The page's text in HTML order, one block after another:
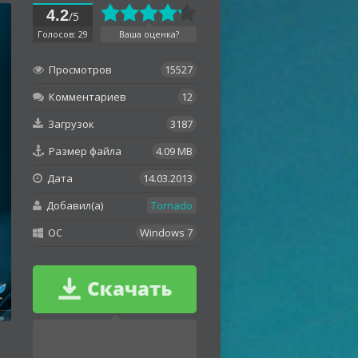
4.2/5
Голосов: 29 Ваша оценка?
Просмотров
15527
Комментариев
12
Загрузок
3187
Размер файла
4.09 MB
Дата
14.03.2013
Добавил(а)
Tornado
OC
Windows 7